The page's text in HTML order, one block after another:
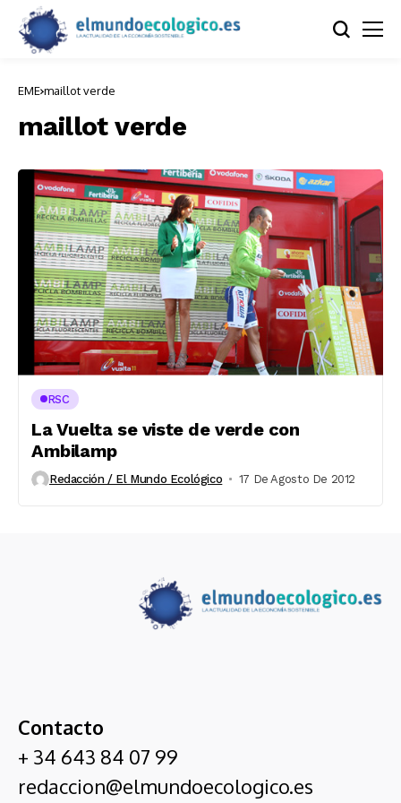
EME maillot verde
maillot verde
RSC
La Vuelta se viste de verde con
Ambilamp
Redacción / El Mundo Ecológico 17 De Agosto De 2012
Contacto
+ 34 643 84 07 99
redaccion@elmundoecologico.es